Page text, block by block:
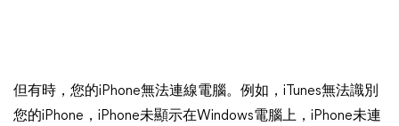
但有時，您的iPhone無法連線電腦。例如，iTunes無法識別
您的iPhone，iPhone未顯示在Windows電腦上，iPhone未連